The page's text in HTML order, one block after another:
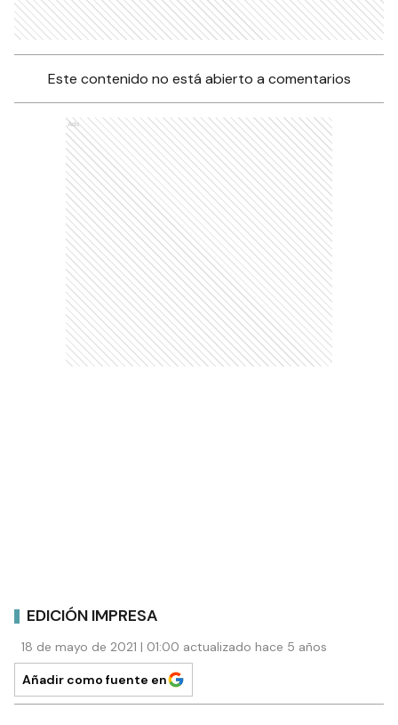
Este contenido no está abierto a comentarios
Ads
EDICIÓN IMPRESA
18 de mayo de 2021 | 01:00 actualizado hace 5 años
Añadir como fuente en